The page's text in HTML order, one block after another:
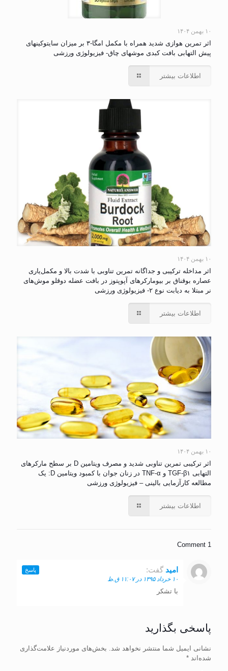
۱۰ بهمن ۱۴۰۴
اثر تمرین هوازی شدید همراه با مکمل امگا-۳ بر میزان سایتوکینهای
پیش التهابی بافت کبدی موشهای چاق- فیزیولوژی ورزشی
اطلاعات بیشتر
۱۰ بهمن ۱۴۰۴
اثر مداخله ترکیبی و جداگانه تمرین تناوبی با شدت بالا و مکمل‌یاری
عصاره بوقناق بر بیومارکرهای آپوپتوز در بافت عضله دوقلو موش‌های
نر مبتلا به دیابت نوع ۲- فیزیولوژی ورزشی
اطلاعات بیشتر
۱۰ بهمن ۱۴۰۴
اثر ترکیبی تمرین تناوبی شدید و مصرف ویتامین D بر سطح مارکرهای
التهابی TGF-β۱ و TNF-α در زنان جوان با کمبود ویتامین D: یک
مطالعه کارآزمایی بالینی – فیزیولوژی ورزشی
اطلاعات بیشتر
1 Comment
امید گفت:
۱۰ خرداد ۱۳۹۵ در ۱۱:۰۷ ق.ظ
با تشکر
پاسخ
پاسخی بگذارید
نشانی ایمیل شما منتشر نخواهد شد. بخش‌های موردنیاز علامت‌گذاری
شده‌اند *